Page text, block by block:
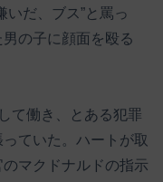
いだ、ブス”と罵っ
の子に顔面を殴る
て働き、とある犯罪
ていた。ハートが取
マクドナルドの指示